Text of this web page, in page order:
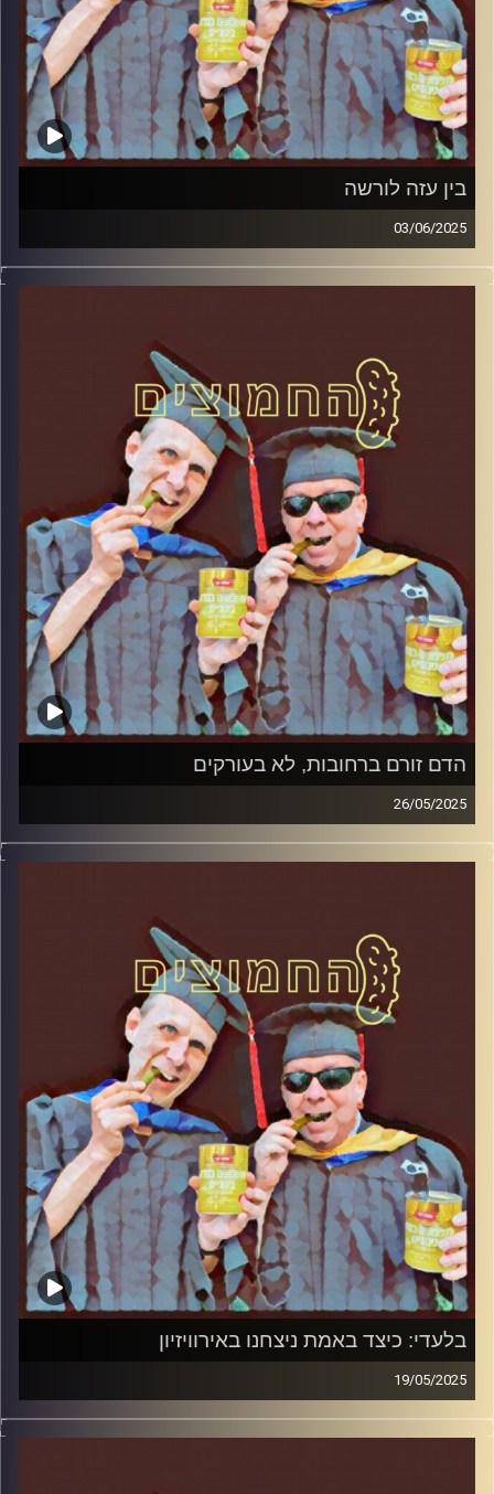
בין עזה לורשה
03/06/2025
המערכת הפוליטית על ספת הפסיכולוג, עם פרופסור בועז בן-
דוד ופרופסור גלעד הירשברגר
קרדיט תמונות:AudioVersity
הדם זורם ברחובות, לא בעורקים
26/05/2025
המערכת הפוליטית על ספת הפסיכולוג, עם פרופסור בועז בן-
דוד ופרופסור גלעד הירשברגר
קרדיט תמונות:AudioVersity
בלעדי: כיצד באמת ניצחנו באירוויזיון
19/05/2025
המערכת הפוליטית על ספת הפסיכולוג, עם פרופסור בועז בן-
דוד ופרופסור גלעד הירשברגר